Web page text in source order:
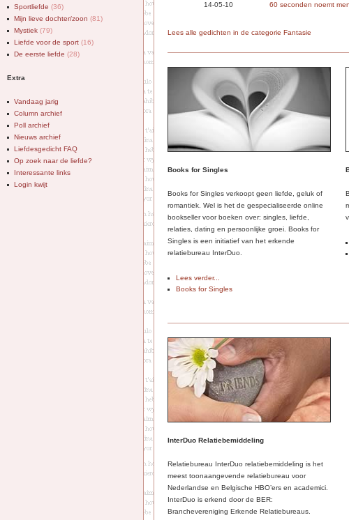
14-05-10 60 seconden noemt
Lees alle gedichten in de categorie Fantasie
Books for Singles
Books for Singles verkoopt geen liefde, geluk of
romantiek. Wel is het de gespecialiseerde online
bookseller voor boeken over: singles, liefde,
relaties, dating en persoonlijke groei. Books for
Singles is een initiatief van het erkende
relatiebureau InterDuo.
Lees verder...
Books for Singles
InterDuo Relatiebemiddeling
Relatiebureau InterDuo relatiebemiddeling is het
meest toonaangevende relatiebureau voor
Nederlandse en Belgische HBO’ers en academici.
InterDuo is erkend door de BER:
Branchevereniging Erkende Relatiebureaus.
Sportliefde (36)
Mijn lieve dochter/zoon (81)
Mystiek (79)
Liefde voor de sport (16)
De eerste liefde (28)
Extra
Vandaag jarig
Column archief
Poll archief
Nieuws archief
Liefdesgedicht FAQ
Op zoek naar de liefde?
Interessante links
Login kwijt